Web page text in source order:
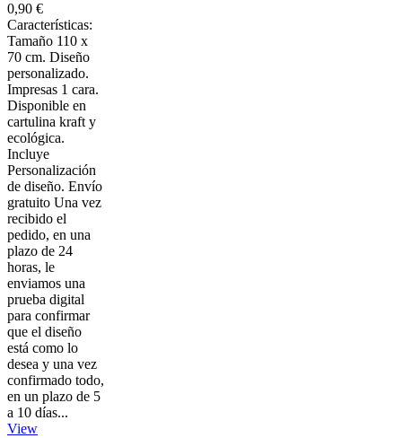
0,90 €
Características:
Tamaño 110 x
70 cm. Diseño
personalizado.
Impresas 1 cara.
Disponible en
cartulina kraft y
ecológica.
Incluye
Personalización
de diseño. Envío
gratuito Una vez
recibido el
pedido, en una
plazo de 24
horas, le
enviamos una
prueba digital
para confirmar
que el diseño
está como lo
desea y una vez
confirmado todo,
en un plazo de 5
a 10 días...
View